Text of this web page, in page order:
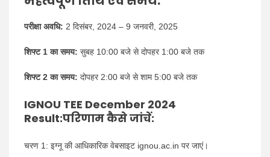
परीक्षा अवधि: 2 दिसंबर, 2024 – 9 जनवरी, 2025
शिफ्ट 1 का समय: सुबह 10:00 बजे से दोपहर 1:00 बजे तक
शिफ्ट 2 का समय: दोपहर 2:00 बजे से शाम 5:00 बजे तक
IGNOU TEE December 2024
Result:परिणाम कैसे जांचें:
चरण 1: इग्नू की आधिकारिक वेबसाइट ignou.ac.in पर जाएं।